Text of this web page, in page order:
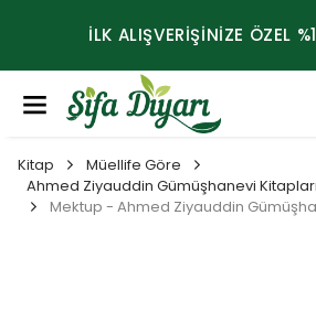
İLK ALIŞVERİŞİNİZE ÖZEL
Kitap
Müellife Göre
Ahmed Ziyauddin Gümüşhanevi Kitapları
Mektup - Ahmed Ziyauddin